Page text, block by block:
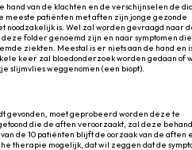
hand van de klachten en de verschijnselen de
patiënten met aften zijn jonge gezonde
noodzakelijk is. Wel zal worden gevraagd naar
folder genoemd zijn en naar symptomen die
ziekten. Meestal is er niets aan de hand en
keer zal bloedonderzoek worden gedaan of
slijmvlies weggenomen (een biopt).
gevonden, moet geprobeerd worden deze te
die de aften veroorzaakt, zal deze
de 10 patiënten blijft de oorzaak van de aften
therapie mogelijk, dat wil zeggen dat de